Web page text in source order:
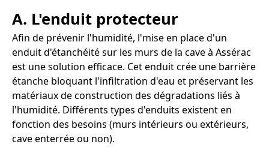
A. L'enduit protecteur
Afin de prévenir l'humidité, l'mise en place d'un
enduit d'étanchéité sur les murs de la cave à Assérac
est une solution efficace. Cet enduit crée une barrière
étanche bloquant l'infiltration d'eau et préservant les
matériaux de construction des dégradations liés à
l'humidité. Différents types d'enduits existent en
fonction des besoins (murs intérieurs ou extérieurs,
cave enterrée ou non).